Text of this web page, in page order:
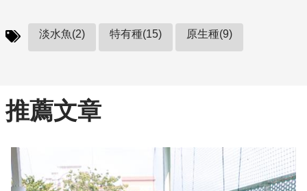
淡水魚(2) 特有種(15) 原生種(9)
推薦文章